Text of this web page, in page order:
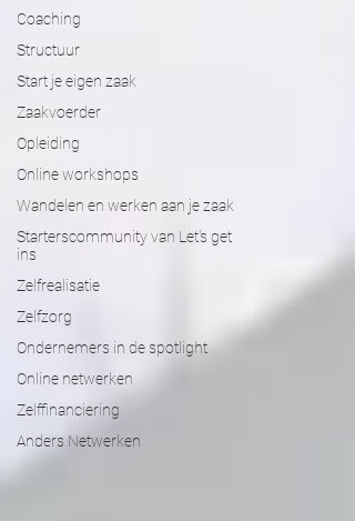
Coaching
Structuur
Start je eigen zaak
Zaakvoerder
Opleiding
Online workshops
Wandelen en werken aan je zaak
Starterscommunity van Let's get
ins
Zelfrealisatie
Zelfzorg
Ondernemers in de spotlight
Online netwerken
Zelffinanciering
Anders Netwerken